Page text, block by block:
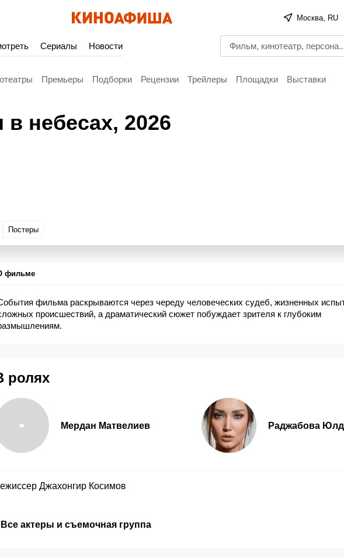
Москва, RU
Сериалы Новости
Премьеры Подборки Рецензии Трейлеры Площадки Выставки
в небесах, 2026
Постеры
фильме
фильма раскрываются через череду человеческих судеб, жизненных
происшествий, а драматический сюжет побуждает зрителя к глубоким
ролях
Мердан Матвелиев Раджабова
Джахонгир Косимов
Все актеры и съемочная группа